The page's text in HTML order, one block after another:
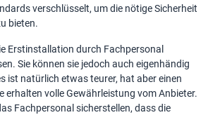
verschlüsselt, um die nötige Sicherheit
bieten.
Erstinstallation durch Fachpersonal
Sie können sie jedoch auch eigenhändig
ist natürlich etwas teurer, hat aber einen
erhalten volle Gewährleistung vom Anbieter.
Fachpersonal sicherstellen, dass die